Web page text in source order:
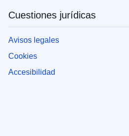
Cuestiones jurídicas
Avisos legales
Cookies
Accesibilidad